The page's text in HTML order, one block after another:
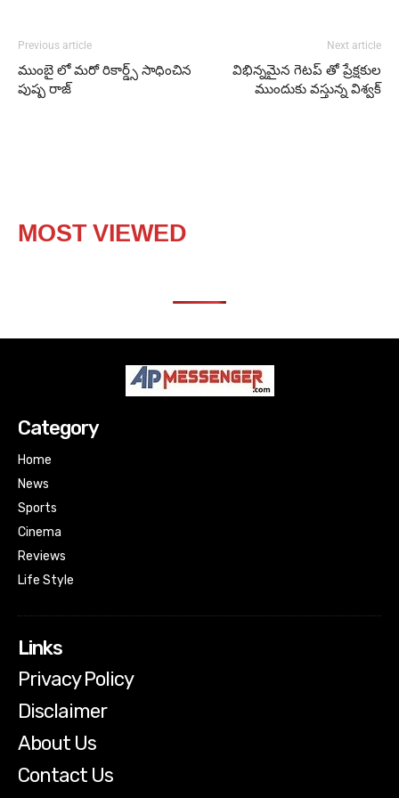
Previous article
ముంబై లో మరో రికార్డ్స్ సాధించిన
పుష్ప రాజ్
Next article
విభిన్నమైన గెటప్ తో ప్రేక్షకుల
ముందుకు వస్తున్న విశ్వక్
MOST VIEWED
Category
Home
News
Sports
Cinema
Reviews
Life Style
Links
Privacy Policy
Disclaimer
About Us
Contact Us